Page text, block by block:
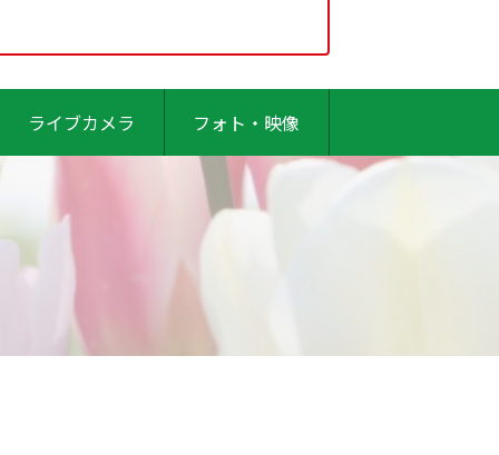
ライブカメラ フォト・映像